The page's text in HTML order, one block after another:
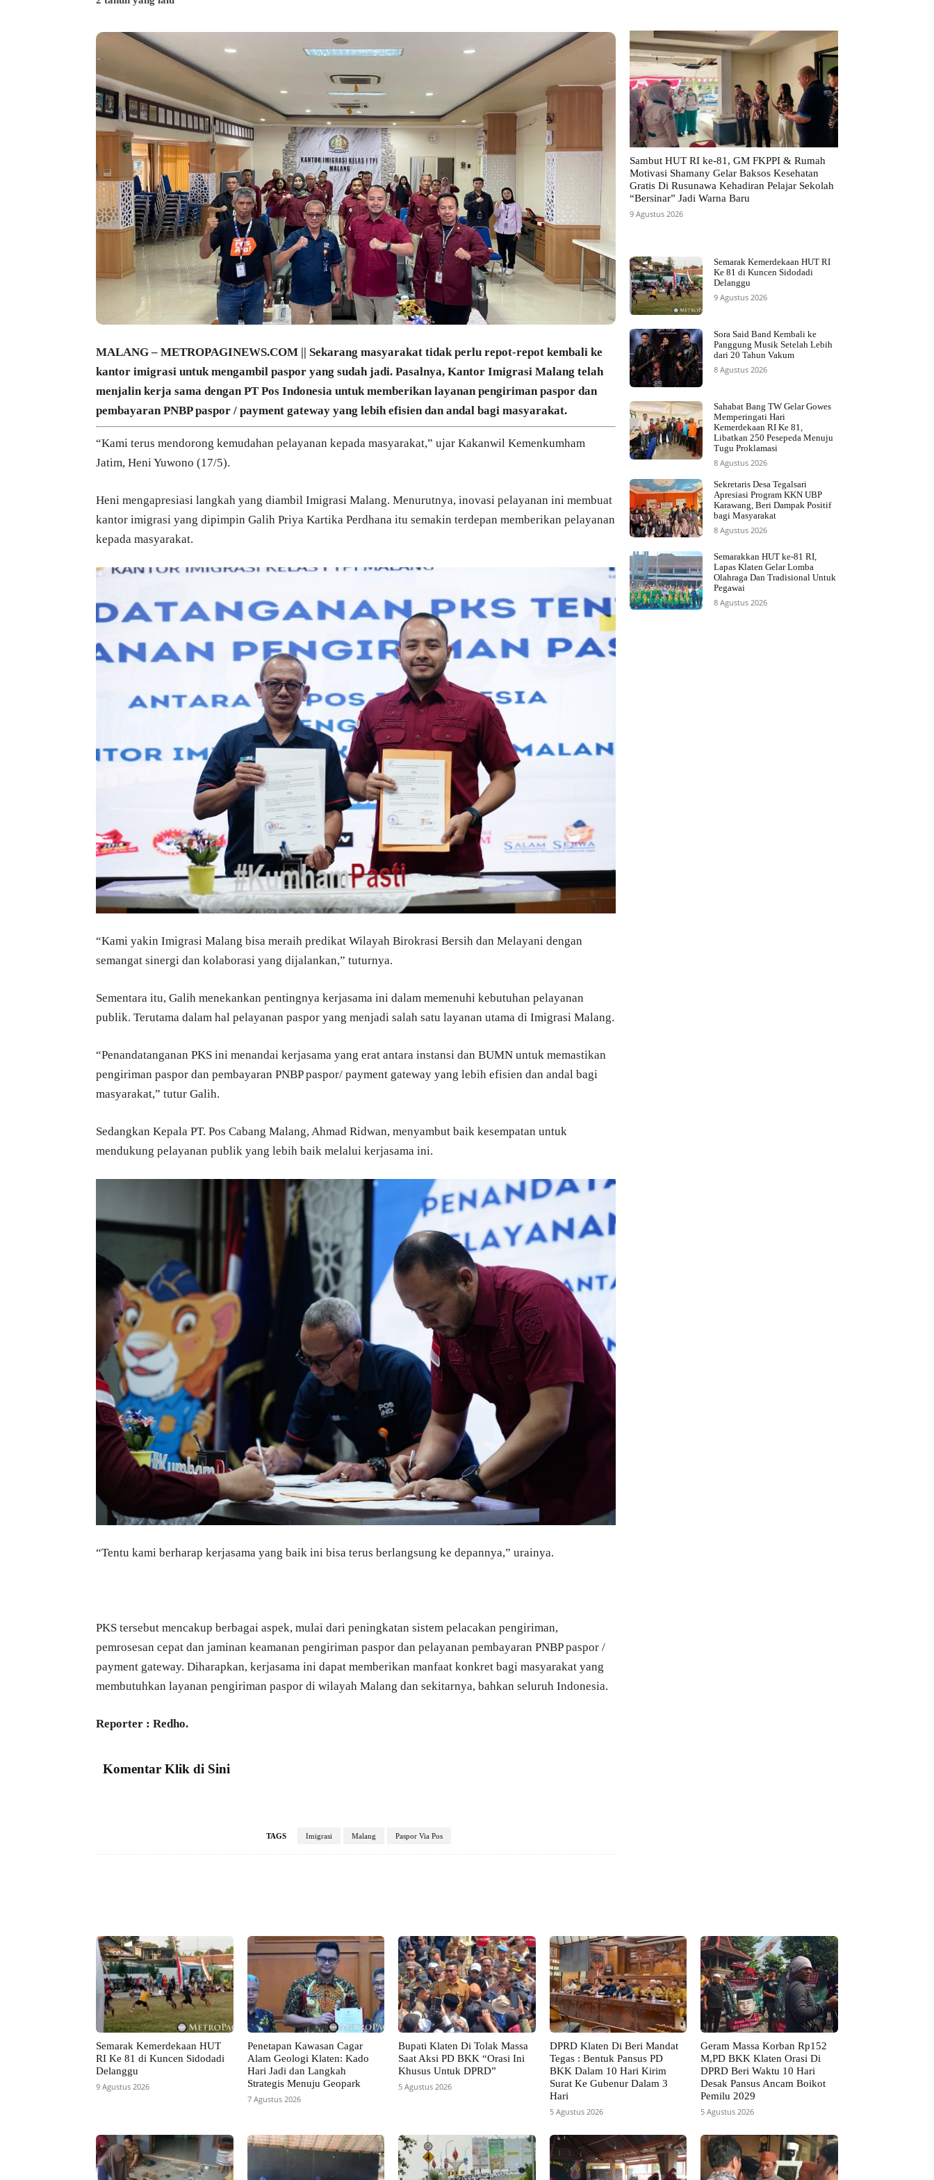
MALANG – METROPAGINEWS.COM || Sekarang masyarakat tidak perlu repot-repot kembali ke
kantor imigrasi untuk mengambil paspor yang sudah jadi. Pasalnya, Kantor Imigrasi Malang telah
menjalin kerja sama dengan PT Pos Indonesia untuk memberikan layanan pengiriman paspor dan
pembayaran PNBP paspor / payment gateway yang lebih efisien dan andal bagi masyarakat.
“Kami terus mendorong kemudahan pelayanan kepada masyarakat,” ujar Kakanwil Kemenkumham
Jatim, Heni Yuwono (17/5).
Heni mengapresiasi langkah yang diambil Imigrasi Malang. Menurutnya, inovasi pelayanan ini membuat
kantor imigrasi yang dipimpin Galih Priya Kartika Perdhana itu semakin terdepan memberikan pelayanan
kepada masyarakat.
“Kami yakin Imigrasi Malang bisa meraih predikat Wilayah Birokrasi Bersih dan Melayani dengan
semangat sinergi dan kolaborasi yang dijalankan,” tuturnya.
Sementara itu, Galih menekankan pentingnya kerjasama ini dalam memenuhi kebutuhan pelayanan
publik. Terutama dalam hal pelayanan paspor yang menjadi salah satu layanan utama di Imigrasi Malang.
“Penandatanganan PKS ini menandai kerjasama yang erat antara instansi dan BUMN untuk memastikan
pengiriman paspor dan pembayaran PNBP paspor/ payment gateway yang lebih efisien dan andal bagi
masyarakat,” tutur Galih.
Sedangkan Kepala PT. Pos Cabang Malang, Ahmad Ridwan, menyambut baik kesempatan untuk
mendukung pelayanan publik yang lebih baik melalui kerjasama ini.
“Tentu kami berharap kerjasama yang baik ini bisa terus berlangsung ke depannya,” urainya.
PKS tersebut mencakup berbagai aspek, mulai dari peningkatan sistem pelacakan pengiriman,
pemrosesan cepat dan jaminan keamanan pengiriman paspor dan pelayanan pembayaran PNBP paspor /
payment gateway. Diharapkan, kerjasama ini dapat memberikan manfaat konkret bagi masyarakat yang
membutuhkan layanan pengiriman paspor di wilayah Malang dan sekitarnya, bahkan seluruh Indonesia.
Reporter : Redho.
Komentar Klik di Sini
TAGS Imigrasi Malang Paspor Via Pos
Sambut HUT RI ke-81, GM FKPPI & Rumah
Motivasi Shamany Gelar Baksos Kesehatan
Gratis Di Rusunawa Kehadiran Pelajar Sekolah
“Bersinar” Jadi Warna Baru
9 Agustus 2026
Semarak Kemerdekaan HUT RI
Ke 81 di Kuncen Sidodadi
Delanggu
9 Agustus 2026
Sora Said Band Kembali ke
Panggung Musik Setelah Lebih
dari 20 Tahun Vakum
8 Agustus 2026
Sahabat Bang TW Gelar Gowes
Memperingati Hari
Kemerdekaan RI Ke 81,
Libatkan 250 Pesepeda Menuju
Tugu Proklamasi
8 Agustus 2026
Sekretaris Desa Tegalsari
Apresiasi Program KKN UBP
Karawang, Beri Dampak Positif
bagi Masyarakat
8 Agustus 2026
Semarakkan HUT ke-81 RI,
Lapas Klaten Gelar Lomba
Olahraga Dan Tradisional Untuk
Pegawai
8 Agustus 2026
Semarak Kemerdekaan HUT
RI Ke 81 di Kuncen Sidodadi
Delanggu
9 Agustus 2026
Penetapan Kawasan Cagar
Alam Geologi Klaten: Kado
Hari Jadi dan Langkah
Strategis Menuju Geopark
7 Agustus 2026
Bupati Klaten Di Tolak Massa
Saat Aksi PD BKK “Orasi Ini
Khusus Untuk DPRD”
5 Agustus 2026
DPRD Klaten Di Beri Mandat
Tegas : Bentuk Pansus PD
BKK Dalam 10 Hari Kirim
Surat Ke Gubenur Dalam 3
Hari
5 Agustus 2026
Geram Massa Korban Rp152
M,PD BKK Klaten Orasi Di
DPRD Beri Waktu 10 Hari
Desak Pansus Ancam Boikot
Pemilu 2029
5 Agustus 2026